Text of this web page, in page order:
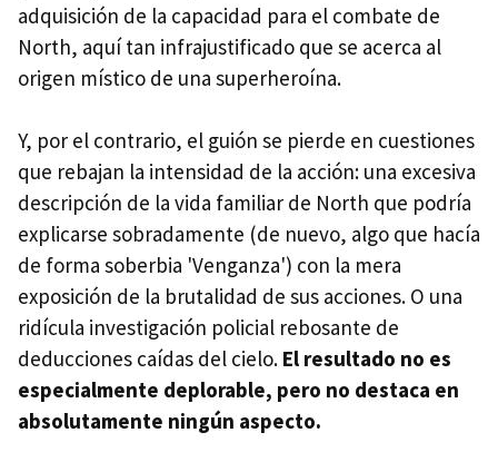
adquisición de la capacidad para el combate de
North, aquí tan infrajustificado que se acerca al
origen místico de una superheroína.
Y, por el contrario, el guión se pierde en cuestiones
que rebajan la intensidad de la acción: una excesiva
descripción de la vida familiar de North que podría
explicarse sobradamente (de nuevo, algo que hacía
de forma soberbia 'Venganza') con la mera
exposición de la brutalidad de sus acciones. O una
ridícula investigación policial rebosante de
deducciones caídas del cielo. El resultado no es
especialmente deplorable, pero no destaca en
absolutamente ningún aspecto.